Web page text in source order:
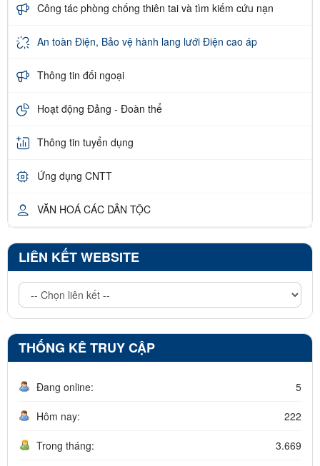
Công tác phòng chống thiên tai và tìm kiếm cứu nạn
An toàn Điện, Bảo vệ hành lang lưới Điện cao áp
Thông tin đối ngoại
Hoạt động Đảng - Đoàn thể
Thông tin tuyển dụng
Ứng dụng CNTT
VĂN HOÁ CÁC DÂN TỘC
LIÊN KẾT WEBSITE
THỐNG KÊ TRUY CẬP
Đang online: 5
Hôm nay: 222
Trong tháng: 3.669